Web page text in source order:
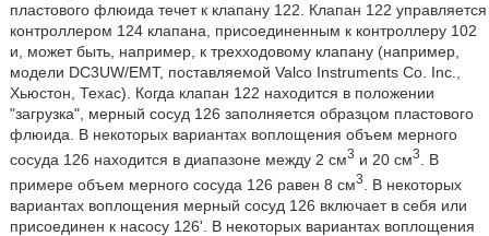
пластового флюида течет к клапану 122. Клапан 122 управляется
контроллером 124 клапана, присоединенным к контроллеру 102
и, может быть, например, к трехходовому клапану (например,
модели DC3UW/EMT, поставляемой Valco Instruments Co. Inc.,
Хьюстон, Техас). Когда клапан 122 находится в положении
"загрузка", мерный сосуд 126 заполняется образцом пластового
флюида. В некоторых вариантах воплощения объем мерного
сосуда 126 находится в диапазоне между 2 см3 и 20 см3
. В
примере объем мерного сосуда 126 равен 8 см3
. В некоторых
вариантах воплощения мерный сосуд 126 включает в себя или
присоединен к насосу 126'. В некоторых вариантах воплощения